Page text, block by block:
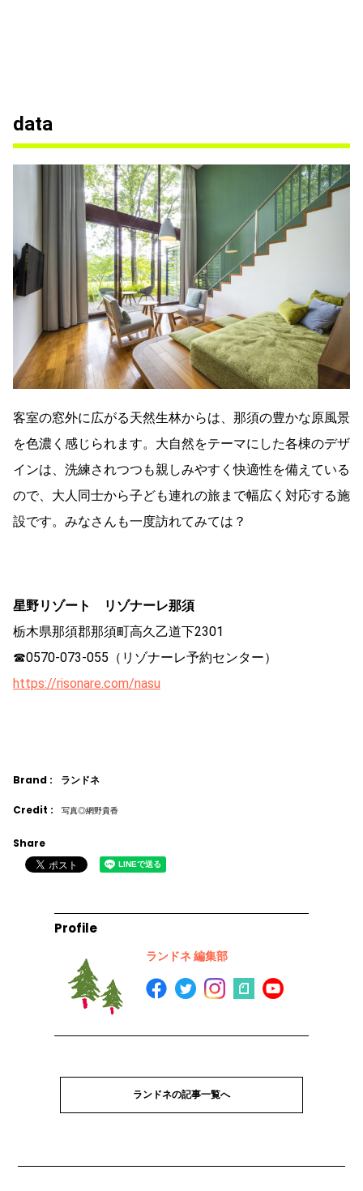
data
客室の窓外に広がる天然生林からは、那須の豊かな原風景
を色濃く感じられます。大自然をテーマにした各棟のデザ
インは、洗練されつつも親しみやすく快適性を備えている
ので、大人同士から子ども連れの旅まで幅広く対応する施
設です。みなさんも一度訪れてみては？
星野リゾート リゾナーレ那須
栃木県那須郡那須町高久乙道下2301
☎0570-073-055（リゾナーレ予約センター）
https://risonare.com/nasu
Brand : ランドネ
Credit : 写真◎網野貴香
Share
Profile
ランドネ 編集部
ランドネの記事一覧へ